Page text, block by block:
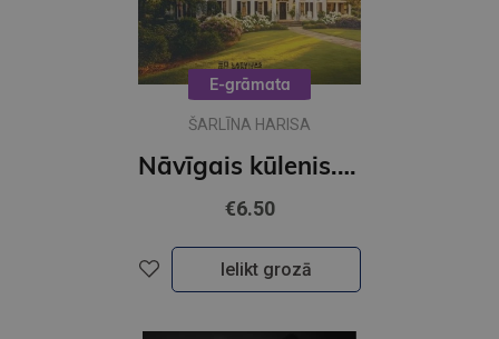
E-grāmata
ŠARLĪNA HARISA
Nāvīgais kūlenis. Auroras Tīgārdenas mistērijas (e-grāmata)
€6.50
Ielikt grozā